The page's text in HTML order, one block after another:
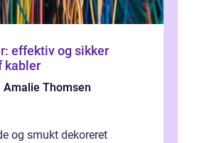
effektiv og sikker
kabler
Amalie Thomsen
og smukt dekoreret